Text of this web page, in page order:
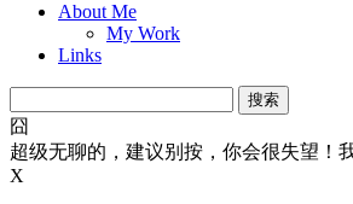
About Me
My Work
Links
索：
囧
超级无聊的，建议别按，你会很失望！
X